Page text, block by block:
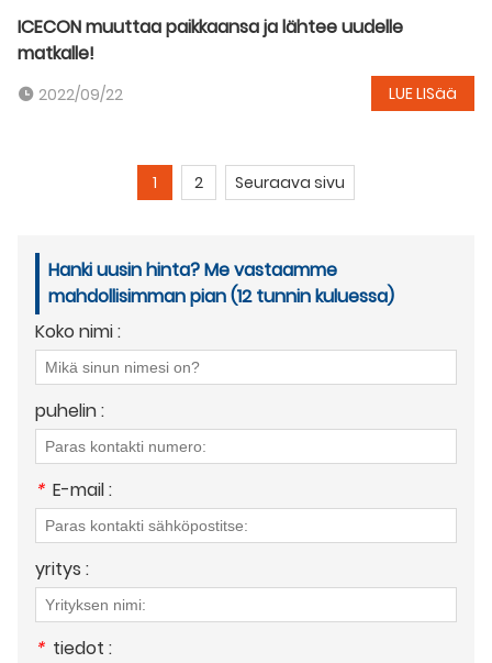
ICECON muuttaa paikkaansa ja lähtee uudelle
matkalle!
2022/09/22 LUE LISää
1 2 Seuraava sivu
Hanki uusin hinta? Me vastaamme
mahdollisimman pian (12 tunnin kuluessa)
Koko nimi :
puhelin :
* E-mail :
yritys :
* tiedot :